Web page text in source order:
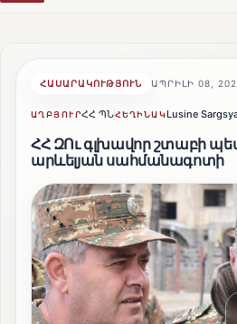
ՀԱՍԱՐԱԿՈՒԹՅՈՒՆ ԱՊՐԻԼԻ 08,
ԱՂԲՅՈՒՐՀՀ ՊՆՀԵՂԻՆԱԿLusine
ՀՀ ԶՈւ գլխավոր շտաբի
արևելյան սահմանագոտի